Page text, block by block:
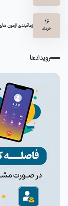
16
خرداد زمانبندی آزمون
رویدادها